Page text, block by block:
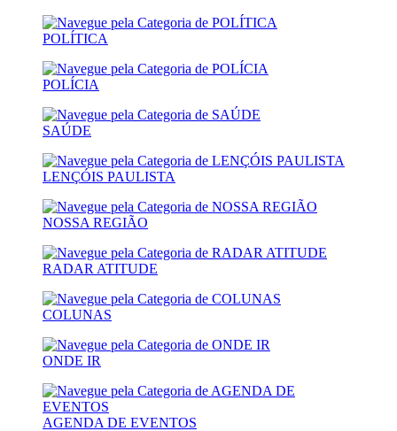
POLÍTICA
POLÍCIA
SAÚDE
LENÇÓIS PAULISTA
NOSSA REGIÃO
RADAR ATITUDE
COLUNAS
ONDE IR
AGENDA DE EVENTOS